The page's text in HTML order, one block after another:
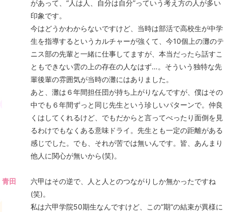
があって、“人は人、自分は自分”っていう考え方の人が多い
印象です。
今はどうかわからないですけど、当時は部活で高校生が中学
生を指導するというカルチャーが強くて、今10個上の灘のテ
ニス部の先輩と一緒に仕事してますが、本当だったら話すこ
ともできない雲の上の存在の人なはず…。そういう独特な先
輩後輩の雰囲気が当時の灘にはありました。
あと、灘は６年間担任団が持ち上がりなんですが、僕はその
中でも６年間ずっと同じ先生という珍しいパターンで。仲良
くはしてくれるけど、でもだからと言ってべったり面倒を見
るわけでもなくある意味ドライ。先生とも一定の距離がある
感じでした。でも、それが苦では無いんです。皆、あんまり
他人に関心が無いから(笑)。
青田
六甲はその逆で、人と人とのつながりしか無かったですね
(笑)。
私は六甲学院50期生なんですけど、この“期”の結束が異様に